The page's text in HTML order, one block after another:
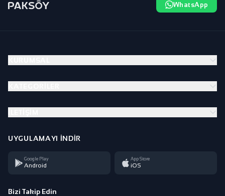
WhatsApp
UYGULAMAYI İNDIR
Google Play
Android
App Store
iOS
Bizi Takip Edin